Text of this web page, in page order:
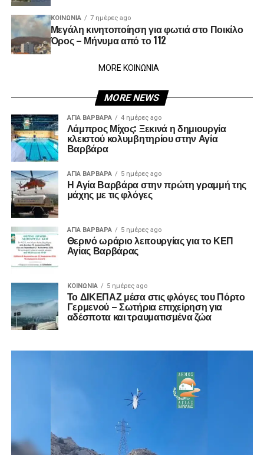
ΚΟΙΝΩΝΊΑ 7 ημέρες ago
Μεγάλη κινητοποίηση για φωτιά στο Ποικίλο
Όρος – Μήνυμα από το 112
MORE ΚΟΙΝΩΝΙΑ
MORE NEWS
ΑΓΙΑ ΒΑΡΒΑΡΑ 4 ημέρες ago
Λάμπρος Μίχος: Ξεκινά η δημιουργία
κλειστού κολυμβητηρίου στην Αγία
Βαρβάρα
ΑΓΙΑ ΒΑΡΒΑΡΑ 5 ημέρες ago
Η Αγία Βαρβάρα στην πρώτη γραμμή της
μάχης με τις φλόγες
ΑΓΙΑ ΒΑΡΒΑΡΑ 5 ημέρες ago
Θερινό ωράριο λειτουργίας για το ΚΕΠ
Αγίας Βαρβάρας
ΚΟΙΝΩΝΊΑ 5 ημέρες ago
Το ΔΙΚΕΠΑΖ μέσα στις φλόγες του Πόρτο
Γερμενού – Σωτήρια επιχείρηση για
αδέσποτα και τραυματισμένα ζώα